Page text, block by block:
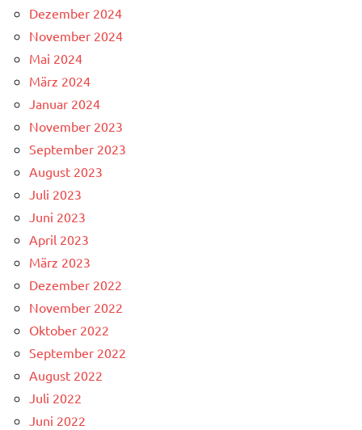
Dezember 2024
November 2024
Mai 2024
März 2024
Januar 2024
November 2023
September 2023
August 2023
Juli 2023
Juni 2023
April 2023
März 2023
Dezember 2022
November 2022
Oktober 2022
September 2022
August 2022
Juli 2022
Juni 2022